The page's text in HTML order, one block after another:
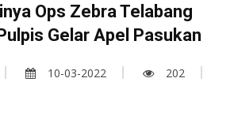
Ops Zebra Telabang
Gelar Apel Pasukan
10-03-2022
202